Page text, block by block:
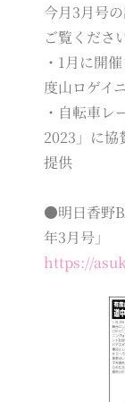
今月3月号
ご覧ください
・1月に開
度山ロゲイ
・自転車レ
2023」に協
提供
●明日香野
年3月号」
https://